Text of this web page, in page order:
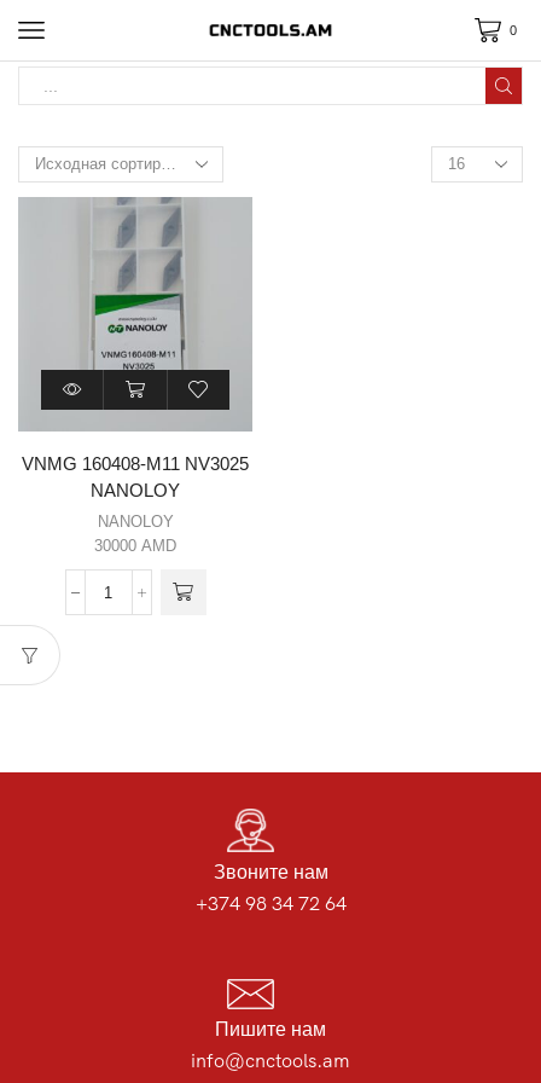
0
VNMG 160408-M11 NV3025
NANOLOY
NANOLOY
30000 AMD
Звоните нам
+374 98 34 72 64
Пишите нам
info@cnctools.am